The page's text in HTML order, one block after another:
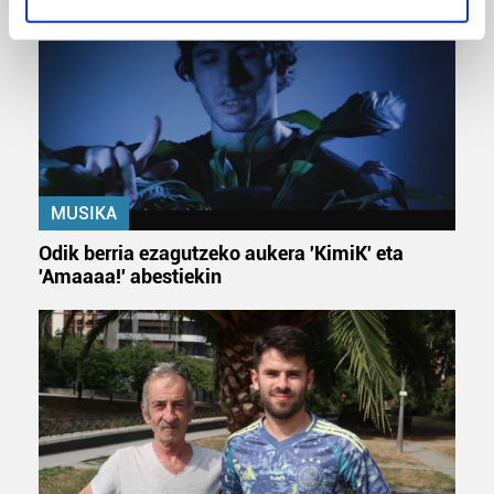
specific characteristics (fingerprinting)
Find out more about how your personal data is processed
and set your preferences in thedetails section
Guk eta gure bazkideek zure datu pertsonalak
prozesatzen ditugu, zure IP zenbakia, besteak beste,
teknologia erabiliz, cookieak adibidez, iragarki eta eduki
pertsonalizatuak eskaintzeko, iragarkiak eta edukia
neurtzeko, jendeari buruzko informazioa biltzeko eta
produktuak garatzeko. Zure datuak nork eta zertarako
erabiltzen dituen hauta dezakezu.
Bazkide batzuek ez dizute baimenik eskatzen, eta beren
interes komertzial legitimoetan babesten dira. Ikusi gure
bazkideen zerrenda, beren ustez zein helburutarako
duten interes legitimoa eta horren aurka nola egin
dezakezun ikusteko.
MUSIKA
Odik berria ezagutzeko aukera 'KimiK' eta
'Amaaaa!' abestiekin